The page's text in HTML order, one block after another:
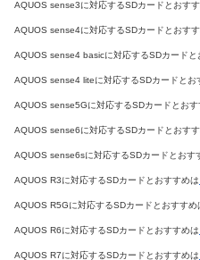
AQUOS sense3に対応するSDカードとおす
AQUOS sense4に対応するSDカードとおす
AQUOS sense4 basicに対応するSDカードと
AQUOS sense4 liteに対応するSDカードとお
AQUOS sense5Gに対応するSDカードとおす
AQUOS sense6に対応するSDカードとおす
AQUOS sense6sに対応するSDカードとおす
AQUOS R3に対応するSDカードとおすすめは
AQUOS R5Gに対応するSDカードとおすすめ
AQUOS R6に対応するSDカードとおすすめは
AQUOS R7に対応するSDカードとおすすめは